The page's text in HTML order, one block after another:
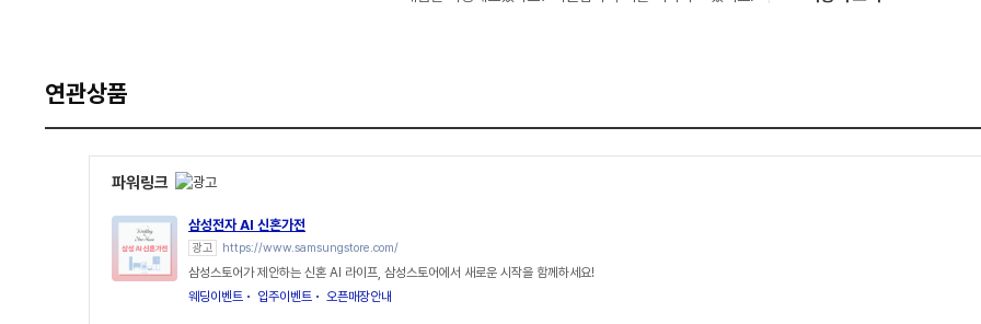
연관상품
파워링크
삼성전자 AI 신혼가전
광고 https://www.samsungstore.com/
삼성스토어가 제안하는 신혼 AI 라이프, 삼성스토어에서 새로운 시작을 함께하세요!
웨딩이벤트
입주이벤트 오픈매장안내